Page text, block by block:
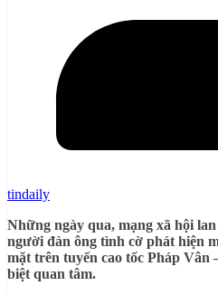
tindaily
Những ngày qua, mạng xã hội
người đàn ông tình cờ phát hiện
mặt trên tuyến cao tốc Pháp Vân
biệt quan tâm.